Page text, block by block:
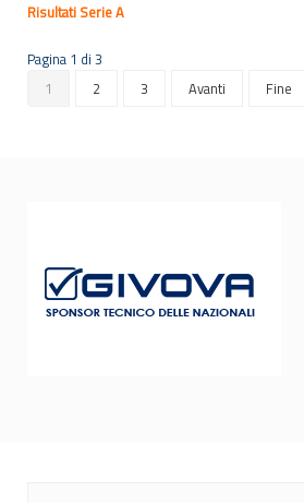
Risultati Serie A
Pagina 1 di 3
1
2 3 Avanti Fine